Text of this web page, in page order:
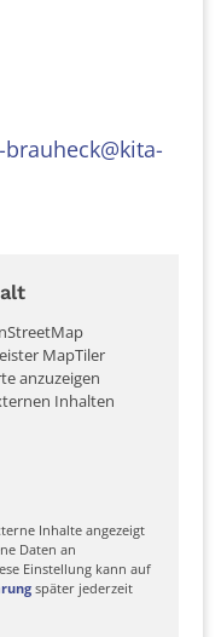
MapTiler
anzuzeigen
Inhalten
Inhalte angezeigt
Daten an
Einstellung kann auf
später jederzeit